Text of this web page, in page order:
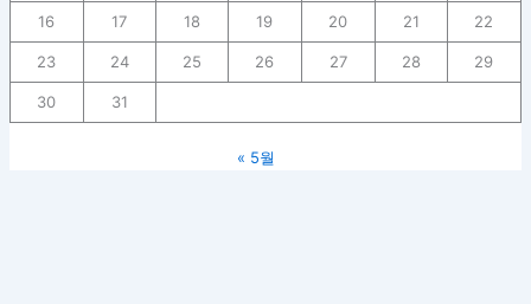
16 17 18 19 20 21 22
23 24 25 26 27 28 29
30 31
« 5월